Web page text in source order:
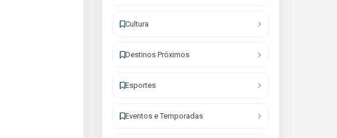
Cultura
Destinos Próximos
Esportes
Eventos e Temporadas